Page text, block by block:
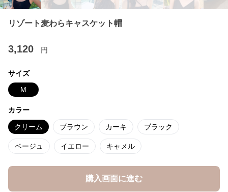
リゾート麦わらキャスケット帽
3,120 円
サイズ
M
カラー
クリーム ブラウン カーキ ブラック
ベージュ イエロー キャメル
購入画面に進む